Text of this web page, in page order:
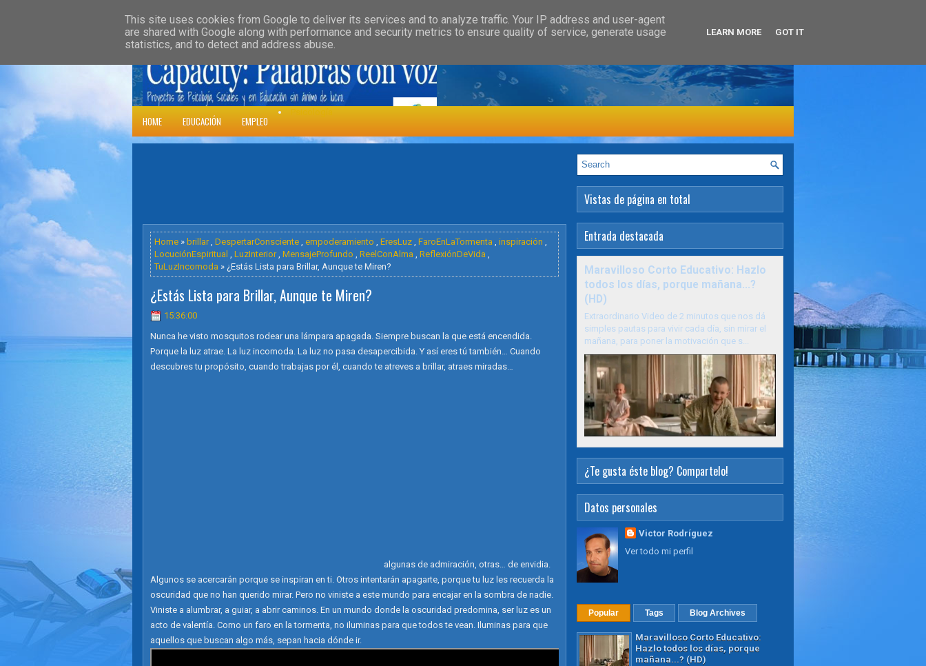
HOME DOWNLOADS » PARENT CATEGORY » FEATURED HEALTH »
HOME EDUCACIÓN EMPLEO
Home » brillar, DespertarConsciente , empoderamiento , EresLuz , FaroEnLaTormenta , inspiración ,
LocuciónEspiritual , LuzInterior, MensajeProfundo , ReelConAlma , ReflexiónDeVida ,
TuLuzIncomoda » ¿Estás Lista para Brillar, Aunque te Miren?
¿Estás Lista para Brillar, Aunque te Miren?
15:36:00
Nunca he visto mosquitos rodear una lámpara apagada. Siempre buscan la que está encendida.
Porque la luz atrae. La luz incomoda. La luz no pasa desapercibida. Y así eres tú también… Cuando
descubres tu propósito, cuando trabajas por él, cuando te atreves a brillar, atraes miradas…
algunas de admiración, otras… de envidia.
Algunos se acercarán porque se inspiran en ti. Otros intentarán apagarte, porque tu luz les recuerda la
oscuridad que no han querido mirar. Pero no viniste a este mundo para encajar en la sombra de nadie.
Viniste a alumbrar, a guiar, a abrir caminos. En un mundo donde la oscuridad predomina, ser luz es un
acto de valentía. Como un faro en la tormenta, no iluminas para que todos te vean. Iluminas para que
aquellos que buscan algo más, sepan hacia dónde ir.
Vistas de página en total
Entrada destacada
Maravilloso Corto Educativo: Hazlo
todos los días, porque mañana...?
(HD)
Extraordinario Video de 2 minutos que nos dá
simples pautas para vivir cada día, sin mirar el
mañana, para poner la motivación que s...
¿Te gusta éste blog? Compartelo!
Datos personales
Victor Rodríguez
Ver todo mi perfil
Popular Tags Blog Archives
Maravilloso Corto Educativo:
Hazlo todos los días, porque
mañana...? (HD)
This site uses cookies from Google to deliver its services and to analyze traffic. Your IP address and user-agent
are shared with Google along with performance and security metrics to ensure quality of service, generate usage
statistics, and to detect and address abuse.
LEARN MORE GOT IT